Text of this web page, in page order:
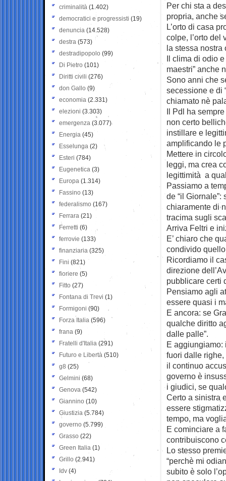
Per chi sta a
propria, anche
L’orto di casa
colpe, l’orto del
la stessa
Il clima di odio
maestri” anche
Sono anni che
secessione e di
chiamato nè
Il Pdl ha
non certo
instillare e
amplificando le
Mettere in
leggi, ma crea
legittimità a
Passiamo a
de “il
chiaramente di
tracima sugli
Arriva Feltri e
E’ chiaro che
condivido
Ricordiamo il
direzione
pubblicare certi
Pensiamo agli
essere quasi i
E ancora: se
qualche diritto
dalle palle”.
E aggiungiamo:
fuori dalle
il continuo
governo è
i giudici, se
Certo a sinistra
essere
tempo, ma
E cominciare a
contribuiscono
Lo stesso
“perchè mi
subito è solo
criminalità (1.402)
democratici e progressisti (19)
denuncia (14.528)
destra (573)
destradipopolo (99)
Di Pietro (101)
Diritti civili (276)
don Gallo (9)
economia (2.331)
elezioni (3.303)
emergenza (3.077)
Energia (45)
Esselunga (2)
Esteri (784)
Eugenetica (3)
Europa (1.314)
Fassino (13)
federalismo (167)
Ferrara (21)
Ferretti (6)
ferrovie (133)
finanziaria (325)
Fini (821)
fioriere (5)
Fitto (27)
Fontana di Trevi (1)
Formigoni (90)
Forza Italia (596)
frana (9)
Fratelli d'Italia (291)
Futuro e Libertà (510)
g8 (25)
Gelmini (68)
Genova (542)
Giannino (10)
Giustizia (5.784)
governo (5.799)
Grasso (22)
Green Italia (1)
Grillo (2.941)
Idv (4)